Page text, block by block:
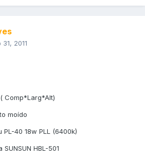
2011
moído
PL-40 18w PLL (6400k)
HBL-501